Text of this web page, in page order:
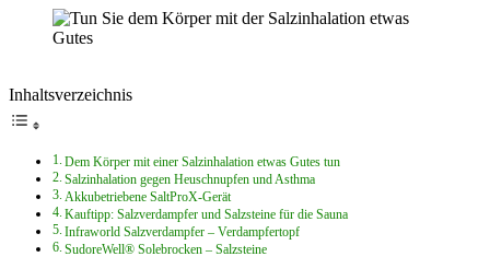
Inhaltsverzeichnis
Dem Körper mit einer Salzinhalation etwas Gutes tun
Salzinhalation gegen Heuschnupfen und Asthma
Akkubetriebene SaltProX-Gerät
Kauftipp: Salzverdampfer und Salzsteine für die Sauna
Infraworld Salzverdampfer – Verdampfertopf
SudoreWell® Solebrocken – Salzsteine